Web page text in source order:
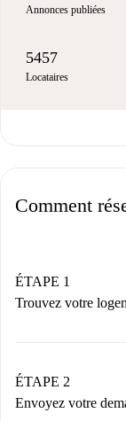
Annonces publiées
5457
Locataires
Comment
ÉTAPE 1
Trouvez votre
Vous
nécessaires.
ÉTAPE 2
Envoyez votre